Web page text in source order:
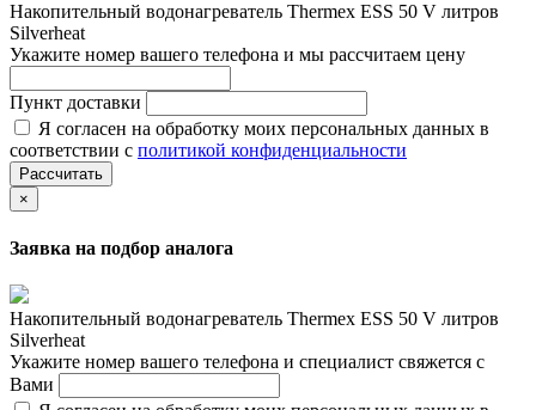
Накопительный водонагреватель Thermex ESS 50 V литров
Silverheat
Укажите номер вашего телефона и мы рассчитаем цену
Пункт доставки
Я согласен на обработку моих персональных данных в
соответствии с политикой конфиденциальности
Рассчитать
×
Заявка на подбор аналога
Накопительный водонагреватель Thermex ESS 50 V литров
Silverheat
Укажите номер вашего телефона и специалист свяжется с
Вами